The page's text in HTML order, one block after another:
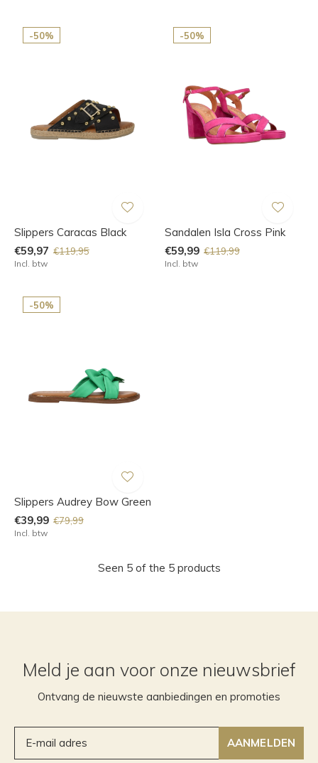
-50%
Slippers Caracas Black
€59,97 €119,95
Incl. btw
-50%
Sandalen Isla Cross Pink
€59,99 €119,99
Incl. btw
-50%
Slippers Audrey Bow Green
€39,99 €79,99
Incl. btw
Seen 5 of the 5 products
Meld je aan voor onze nieuwsbrief
Ontvang de nieuwste aanbiedingen en promoties
AANMELDEN